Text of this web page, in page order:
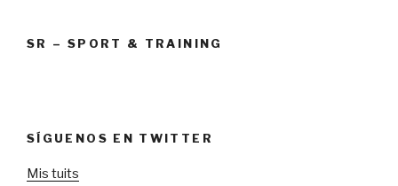
SR – SPORT & TRAINING
SÍGUENOS EN TWITTER
Mis tuits